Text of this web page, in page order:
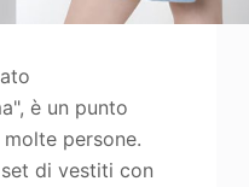
è un punto
persone.
di vestiti con